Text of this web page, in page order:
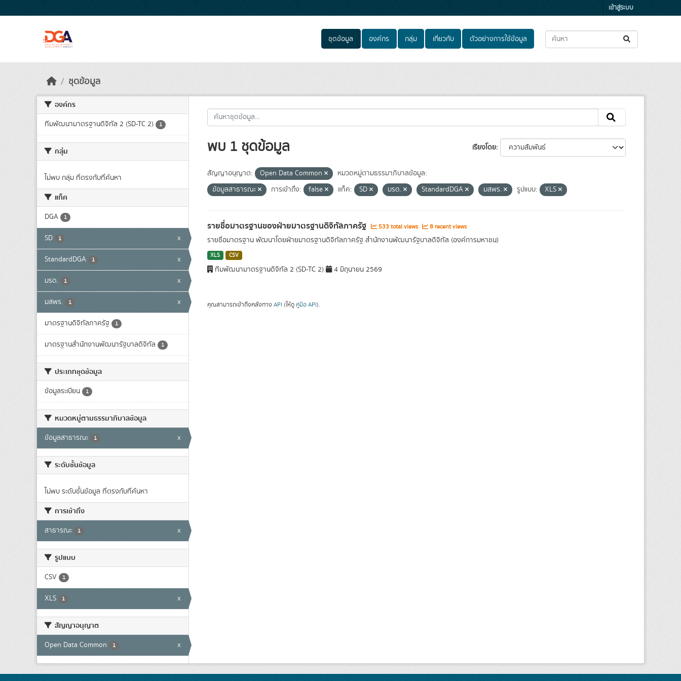
เข้าสู่ระบบ
ชุดข้อมูล องค์กร กลุ่ม เกี่ยวกับ ตัวอย่างการใช้ข้อมูล
ชุดข้อมูล
องค์กร
ทีมพัฒนามาตรฐานดิจิทัล 2 (SD-TC 2) 1
กลุ่ม
ไม่พบ กลุ่ม ที่ตรงกับที่ค้นหา
แท็ค
DGA 1
SD 1 x
StandardDGA 1 x
มรด. 1 x
มสพร. 1 x
มาตรฐานดิจิทัลภาครัฐ 1
มาตรฐานสำนักงานพัฒนารัฐบาลดิจิทัล 1
ประเภทชุดข้อมูล
ข้อมูลระเบียน 1
หมวดหมู่ตามธรรมาภิบาลข้อมูล
ข้อมูลสาธารณะ 1 x
ระดับชั้นข้อมูล
ไม่พบ ระดับชั้นข้อมูล ที่ตรงกับที่ค้นหา
การเข้าถึง
สาธารณะ 1 x
รูปแบบ
CSV 1
XLS 1 x
สัญญาอนุญาต
Open Data Common 1 x
เรียงโดย
พบ 1 ชุดข้อมูล
สัญญาอนุญาต: Open Data Common
หมวดหมู่ตามธรรมาภิบาลข้อมูล:
ข้อมูลสาธารณะ
การเข้าถึง: false แท็ค: SD มรด. StandardDGA มสพร. รูปแบบ: XLS
รายชื่อมาตรฐานของฝ่ายมาตรฐานดิจิทัลภาครัฐ 533 total views 8 recent views
รายชื่อมาตรฐาน พัฒนาโดยฝ่ายมาตรฐานดิจิทัลภาครัฐ สำนักงานพัฒนารัฐบาลดิจิทัล (องค์การมหาชน)
XLS CSV
ทีมพัฒนามาตรฐานดิจิทัล 2 (SD-TC 2) 4 มิถุนายน 2569
คุณสามารถเข้าถึงคลังทาง API (ให้ดู คู่มือ API).